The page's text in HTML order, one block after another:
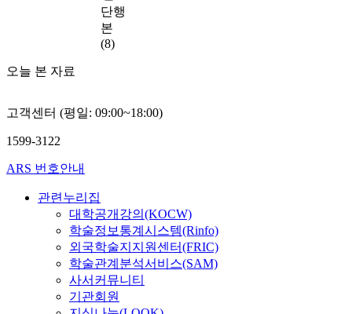
단행
본
(8)
오늘 본 자료
고객센터 (평일: 09:00~18:00)
1599-3122
ARS 번호안내
관련누리집
대학공개강의(KOCW)
학술정보통계시스템(Rinfo)
외국학술지지원센터(FRIC)
학술관계분석서비스(SAM)
사서커뮤니티
기관회원